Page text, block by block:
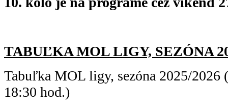
TABUĽKA MOL LIGY, SEZÓNA
Tabuľka MOL ligy, sezóna 2025/2026
18:30 hod.)